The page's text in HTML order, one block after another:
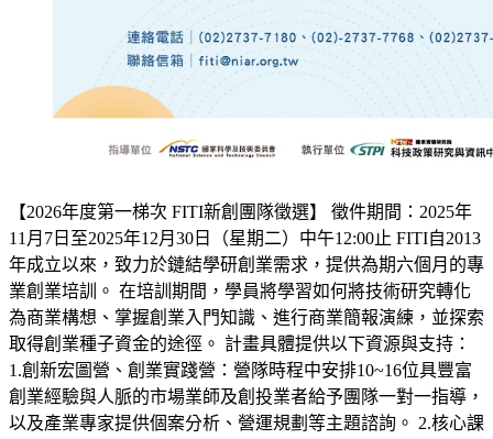
【2026年度第一梯次 FITI新創團隊徵選】 徵件期間：2025年
11月7日至2025年12月30日（星期二）中午12:00止 FITI自2013
年成立以來，致力於鏈結學研創業需求，提供為期六個月的專
業創業培訓。 在培訓期間，學員將學習如何將技術研究轉化
為商業構想、掌握創業入門知識、進行商業簡報演練，並探索
取得創業種子資金的途徑。 計畫具體提供以下資源與支持：
1.創新宏圖營、創業實踐營：營隊時程中安排10~16位具豐富
創業經驗與人脈的市場業師及創投業者給予團隊一對一指導，
以及產業專家提供個案分析、營運規劃等主題諮詢。 2.核心課